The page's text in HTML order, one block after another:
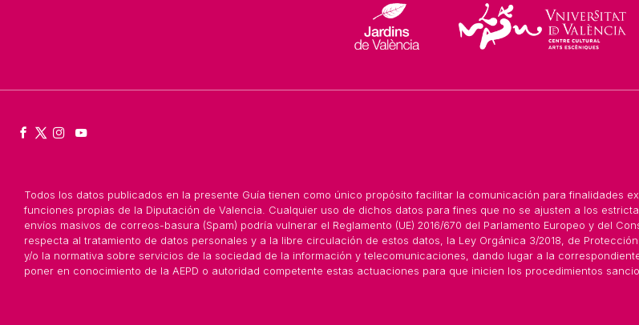
Todos los datos publicados en la presente Guía tienen como único propósito facilitar la comunicación para finalidades
funciones propias de la Diputación de Valencia. Cualquier uso de dichos datos para fines que no se ajusten a los
envíos masivos de correos-basura (Spam) podría vulnerar el Reglamento (UE) 2016/670 del Parlamento Europeo y del
respecta al tratamiento de datos personales y a la libre circulación de estos datos, la Ley Orgánica 3/2018, de
y/o la normativa sobre servicios de la sociedad de la información y telecomunicaciones, dando lugar a la
poner en conocimiento de la AEPD o autoridad competente estas actuaciones para que inicien los procedimientos